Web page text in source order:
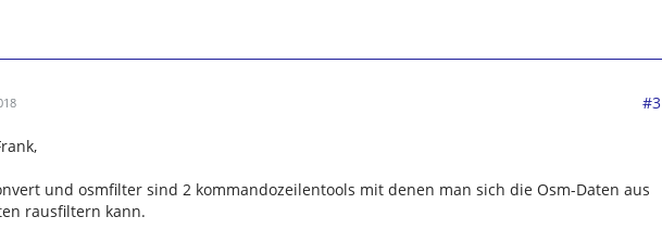
#3
und osmfilter sind 2 kommandozeilentools mit denen man sich die Osm-Daten aus
rausfiltern kann.